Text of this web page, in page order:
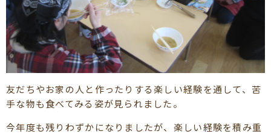
友だちやお家の人と作ったりする楽しい経験を通して、苦
手な物も食べてみる姿が見られました。
今年度も残りわずかになりましたが、楽しい経験を積み重